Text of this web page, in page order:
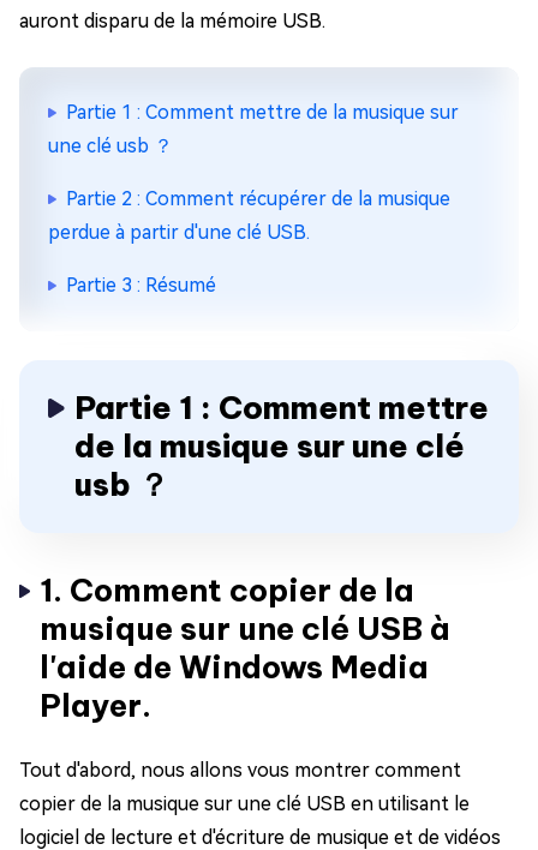
auront disparu de la mémoire USB.
Partie 1 : Comment mettre de la musique sur
une clé usb ？
Partie 2 : Comment récupérer de la musique
perdue à partir d'une clé USB.
Partie 3 : Résumé
Partie 1 : Comment mettre
de la musique sur une clé
usb ？
1. Comment copier de la
musique sur une clé USB à
l'aide de Windows Media
Player.
Tout d'abord, nous allons vous montrer comment
copier de la musique sur une clé USB en utilisant le
logiciel de lecture et d'écriture de musique et de vidéos